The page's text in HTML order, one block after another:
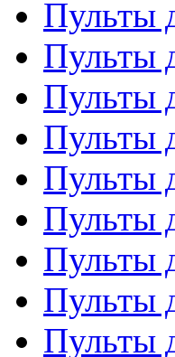
Пульты
Пульты
Пульты
Пульты
Пульты
Пульты
Пульты
Пульты
Пульты